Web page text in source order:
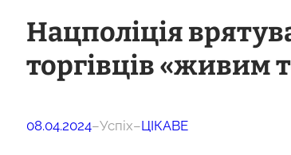
Нацполіція
торгівців «живим
08.04.2024–Успіх–ЦІКАВЕ